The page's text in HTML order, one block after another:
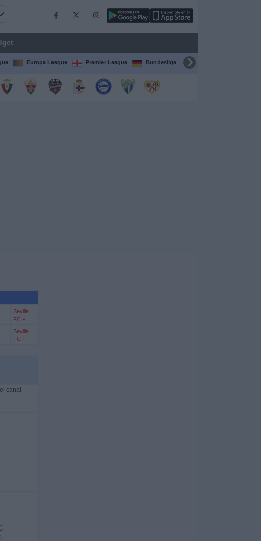
Europa League Premier League Bundesliga Supercopa de España
Sevilla
FC +
Sevilla
FC +
canal